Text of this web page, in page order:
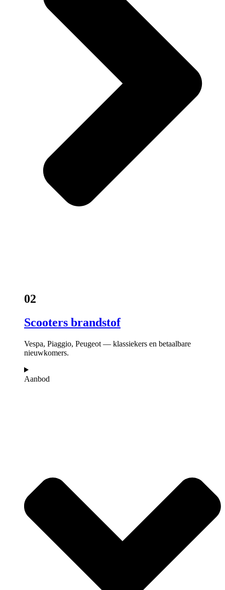
02
Scooters brandstof
Vespa, Piaggio, Peugeot — klassiekers en betaalbare
nieuwkomers.
Aanbod